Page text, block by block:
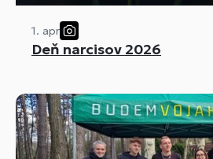
1. apr
Deň narcisov 2026